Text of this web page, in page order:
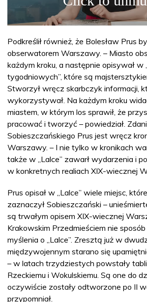
Podkreślił również, że Bolesław Prus
obserwatorem Warszawy. – Miasto
każdym kroku, a następnie opisywał w
tygodniowych”, które są
Stworzył wręcz skarbczyk informacji,
wykorzystywał. Na każdym kroku
miastem, w którym los sprawił, że
pracować i tworzyć – powiedział.
Sobieszczańskiego Prus jest wręcz
Warszawy. – I nie tylko w kronikach
także w „Lalce” zawarł wydarzenia i
w konkretnych realiach XIX-wiecznej
Prus opisał w „Lalce” wiele miejsc,
zaznaczył Sobieszczański –
są trwałym opisem XIX-wiecznej
Krakowskim Przedmieściem nie
myślenia o „Lalce”. Zresztą już w
międzywojennym starano się
– w latach trzydziestych powstały
Rzeckiemu i Wokulskiemu. Są one do
oczywiście zostały odtworzone po II
przypomniał.